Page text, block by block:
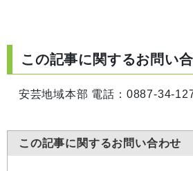
この記事に関するお問い
安芸地域本部 電話：0887-34-
この記事に関するお問い合わせ